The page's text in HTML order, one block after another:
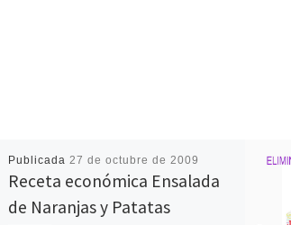
Publicada 27 de octubre de 2009
Receta económica Ensalada
de Naranjas y Patatas